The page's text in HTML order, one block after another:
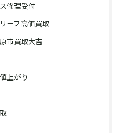
修理受付
ーフ高価買取
市買取大吉
上がり